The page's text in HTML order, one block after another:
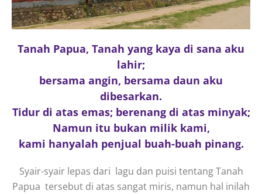
Tanah Papua, Tanah yang kaya di sana aku
lahir;
bersama angin, bersama daun aku
dibesarkan.
Tidur di atas emas; berenang di atas minyak;
Namun itu bukan milik kami,
kami hanyalah penjual buah-buah pinang.
Syair-syair lepas dari lagu dan puisi tentang Tanah
Papua tersebut di atas sangat miris, namun hal inilah